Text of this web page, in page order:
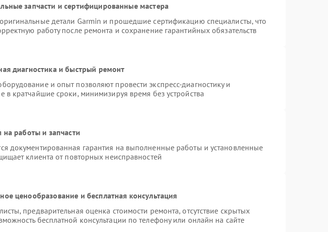
запчасти и сертифицированные мастера
детали Garmin и прошедшие сертификацию специалисты, что
работу после ремонта и сохранение гарантийных обязательств
диагностика и быстрый ремонт
и опыт позволяют провести экспресс-диагностику и
в кратчайшие сроки, минимизируя время без устройства
на работы и запчасти
документированная гарантия на выполненные работы и установленные
клиента от повторных неисправностей
ценообразование и бесплатная консультация
предварительная оценка стоимости ремонта, отсутствие скрытых
бесплатной консультации по телефону или онлайн на сайте